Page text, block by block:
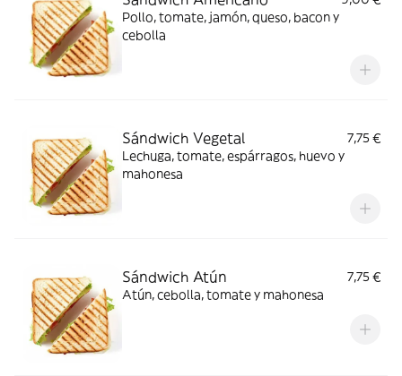
Pollo, tomate, jamón, queso, bacon y
cebolla
Sándwich Vegetal
7,75 €
Lechuga, tomate, espárragos, huevo y
mahonesa
Sándwich Atún
7,75 €
Atún, cebolla, tomate y mahonesa